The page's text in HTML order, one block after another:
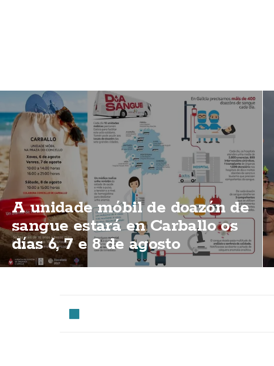
A unidade móbil de doazón de
sangue estará en Carballo os
días 6, 7 e 8 de agosto